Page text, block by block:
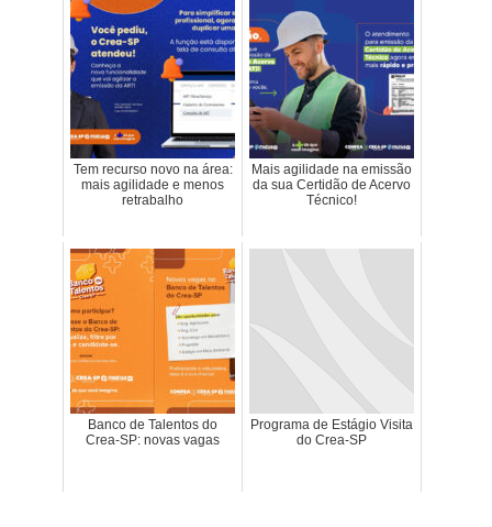
Tem recurso novo na área:
mais agilidade e menos
retrabalho
Mais agilidade na emissão
da sua Certidão de Acervo
Técnico!
Banco de Talentos do
Crea-SP: novas vagas
Programa de Estágio Visita
do Crea-SP